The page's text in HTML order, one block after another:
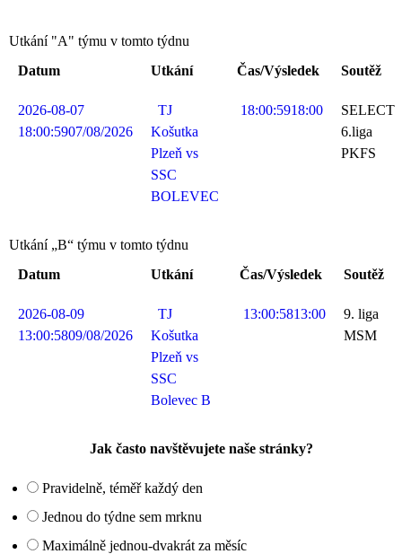
Utkání "A" týmu v tomto týdnu
Datum
Utkání Čas/Výsledek Soutěž
2026-08-07
18:00:5907/08/2026
TJ
Košutka
Plzeň vs
SSC
BOLEVEC
18:00:5918:00
SELECT
6.liga
PKFS
Utkání „B“ týmu v tomto týdnu
Datum
Utkání Čas/Výsledek Soutěž
2026-08-09
13:00:5809/08/2026
TJ
Košutka
Plzeň vs
SSC
Bolevec B
13:00:5813:00
9. liga
MSM
Jak často navštěvujete naše stránky?
Pravidelně, téměř každý den
Jednou do týdne sem mrknu
Maximálně jednou-dvakrát za měsíc